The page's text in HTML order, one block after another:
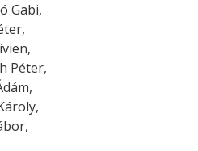
Gabi,
Péter,